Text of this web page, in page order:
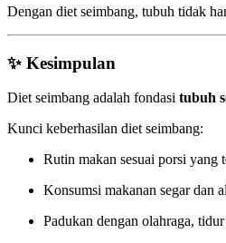
Dengan diet seimbang, tubuh tidak
✨ Kesimpulan
Diet seimbang adalah fondasi tubuh
Kunci keberhasilan diet seimbang:
Rutin makan sesuai porsi yang
Konsumsi makanan segar dan
Padukan dengan olahraga,